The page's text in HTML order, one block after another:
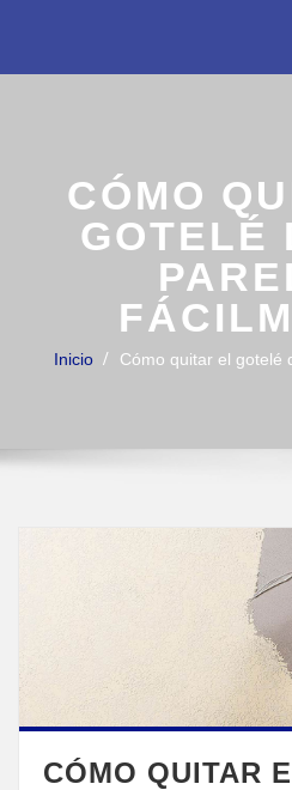
content
CÓMO
GOTELÉ
Inicio Cómo quitar el gotelé
CÓMO QUITAR